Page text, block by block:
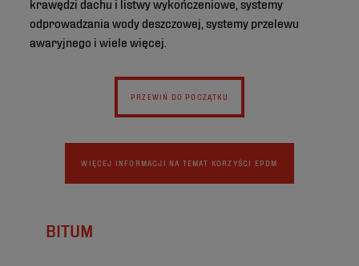
odprowadzania wody deszczowej, systemy przelewu
awaryjnego i wiele więcej.
PRZEWIŃ DO POCZĄTKU
WIĘCEJ INFORMACJI NA TEMAT KORZYŚCI EPDM
BITUM